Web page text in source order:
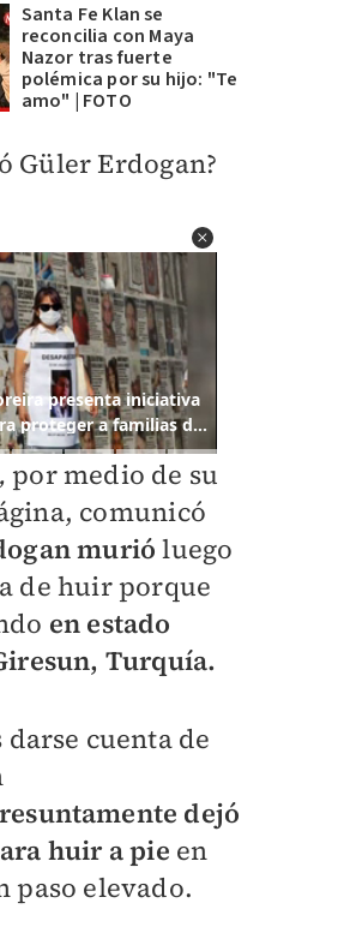
Santa Fe Klan se
reconcilia con Maya
Nazor tras fuerte
polémica por su hijo: "Te
amo" | FOTO
Güler Erdogan?
, por medio de su
comunicó
murióluego
de huir porque
en estado
Turquía.
darse cuenta de
dejó
huir a pie en
paso elevado.